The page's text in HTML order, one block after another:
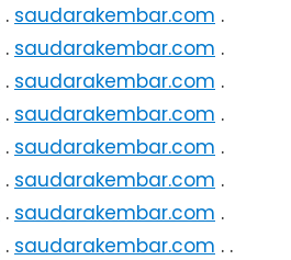
. saudarakembar.com .
. saudarakembar.com .
. saudarakembar.com .
. saudarakembar.com .
. saudarakembar.com .
. saudarakembar.com .
. saudarakembar.com .
. saudarakembar.com . .